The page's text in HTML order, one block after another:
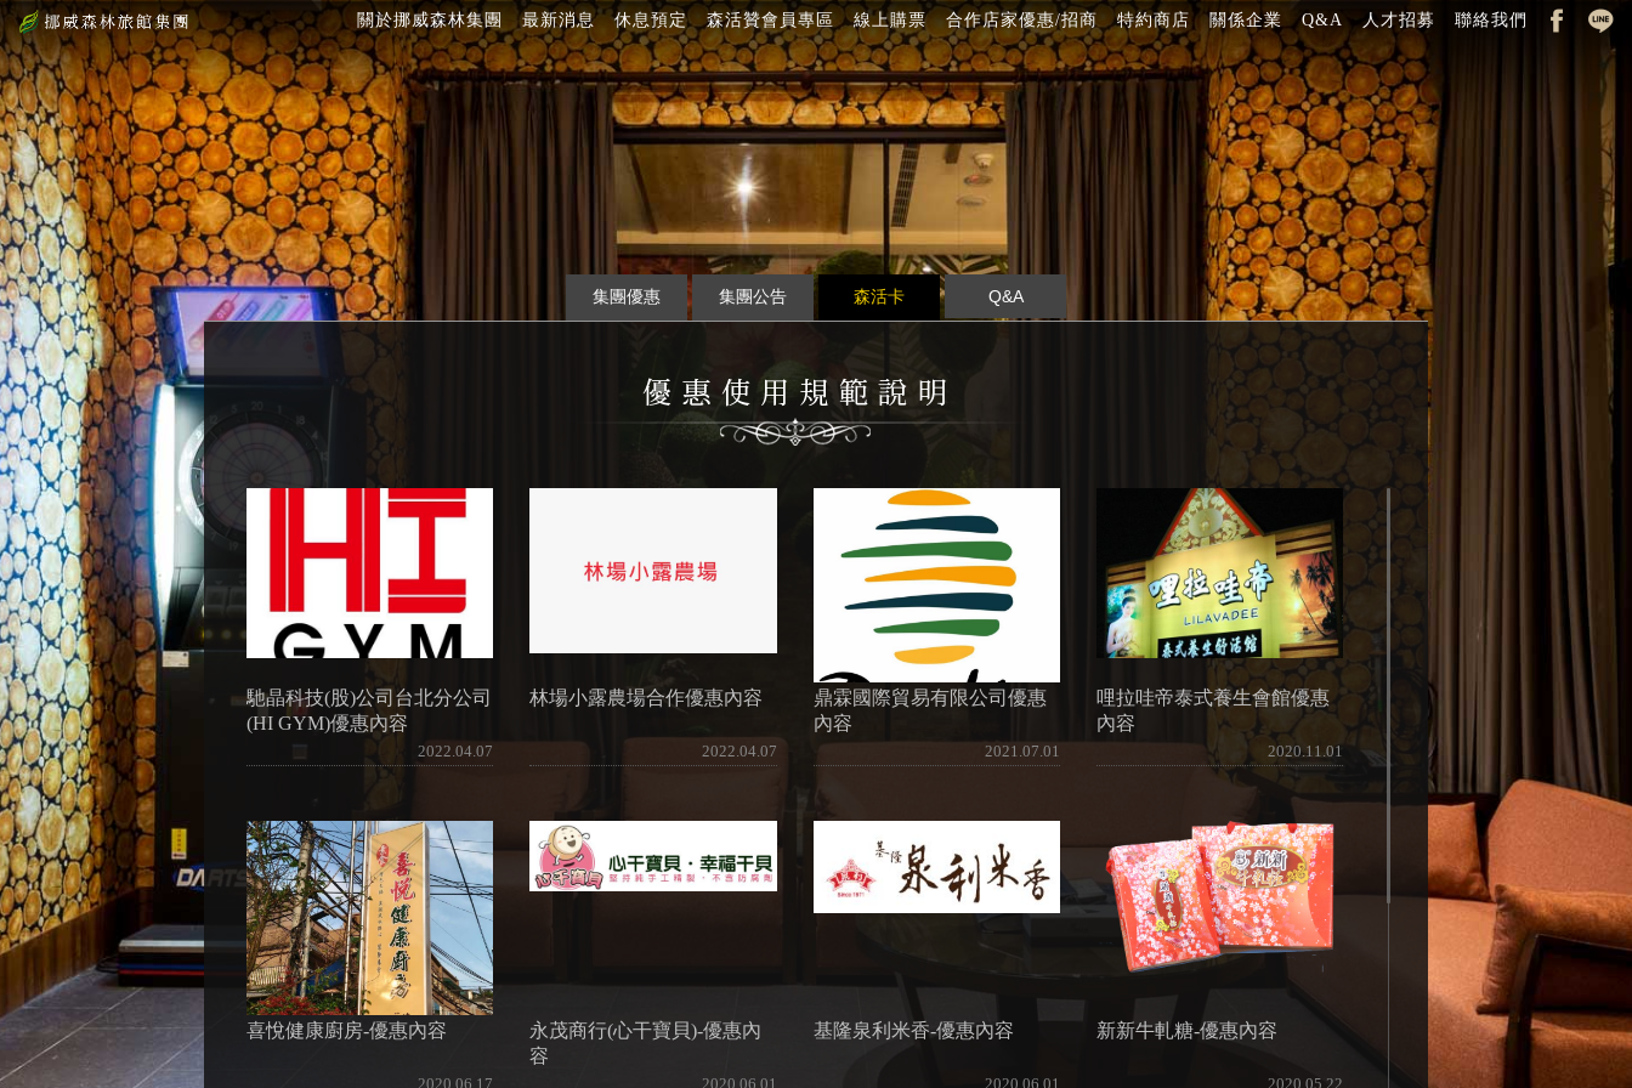
關於挪威森林集團 最新消息 休息預定 森活贊會員專區 線上購票 合作店家優惠/招商 特約商店 關係企業 Q&A 人才招募 聯絡我們
集團優惠 集團公告 森活卡 Q&A
馳晶科技(股)公司台北分公司
(HI GYM)優惠內容
2022.04.07
林場小露農場合作優惠內容
2022.04.07
鼎霖國際貿易有限公司優惠
內容
2021.07.01
哩拉哇帝泰式養生會館優惠
內容
2020.11.01
喜悅健康廚房-優惠內容
2020.06.17
永茂商行(心干寶貝)-優惠內
容
2020.06.01
基隆泉利米香-優惠內容
2020.06.01
新新牛軋糖-優惠內容
2020.05.22